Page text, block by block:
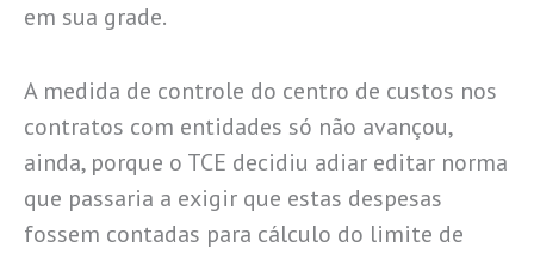
em sua grade.
A medida de controle do centro de custos nos
contratos com entidades só não avançou,
ainda, porque o TCE decidiu adiar editar norma
que passaria a exigir que estas despesas
fossem contadas para cálculo do limite de